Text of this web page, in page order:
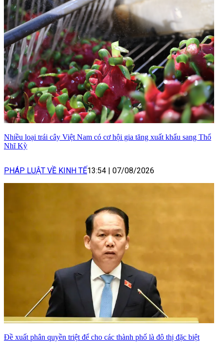
Nhiều loại trái cây Việt Nam có cơ hội gia tăng xuất khẩu sang Thổ
Nhĩ Kỳ
PHÁP LUẬT VỀ KINH TẾ13:54 07/08/2026
Đề xuất phân quyền triệt để cho các thành phố là đô thị đặc biệt